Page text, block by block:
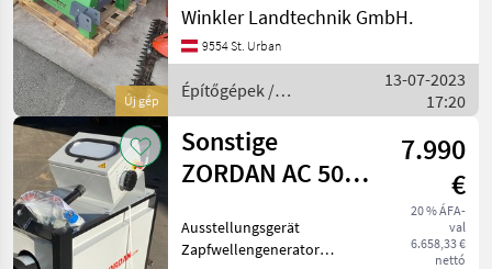
Új gép
Melkroboter,
Lüftungsanlagen und Haus
/Feld Umschaltung 30kVA
und 40kVA lagernd
Winkler Landtechnik GmbH.
9554 St. Urban
Építőgépek /
Sonstige
13-07-2023
17:20
Sonstige
ZORDAN AC 50
7.990
€
20 % ÁFA-
val
6.658,33 €
nettó
Ausstellungsgerät
Zapfwellengenerator